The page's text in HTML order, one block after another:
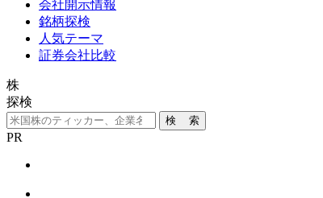
会社開示情報
銘柄探検
人気テーマ
証券会社比較
株
探検
検 索
PR